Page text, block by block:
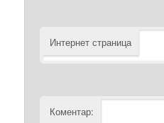
Интернет страница
Коментар: